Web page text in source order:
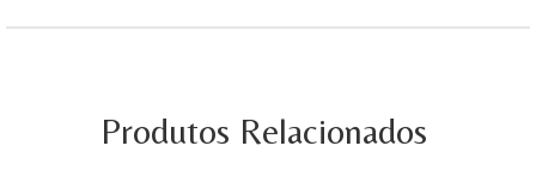
Produtos Relacionados